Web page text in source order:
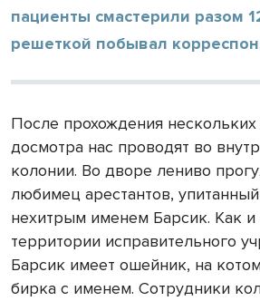
пациенты смастерили разом
решеткой побывал
После прохождения
досмотра нас проводят во
колонии. Во дворе лениво
любимец арестантов,
нехитрым именем Барсик. Как и
территории исправительного
Барсик имеет ошейник, на
бирка с именем. Сотрудники